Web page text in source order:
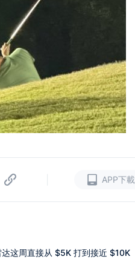
APP下載
达这周直接从 $5K 打到接近 $10K